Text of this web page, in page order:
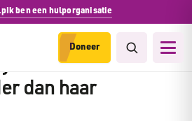
Ik ben een hulporganisatie
Doneer
is armoede
dan haar